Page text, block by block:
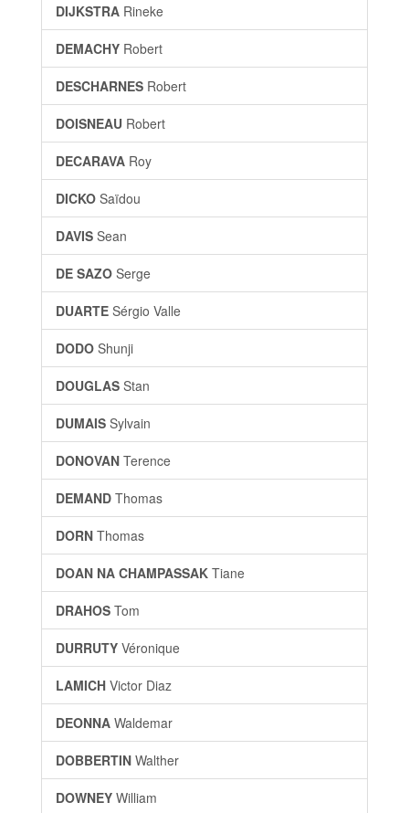
DIJKSTRA Rineke
DEMACHY Robert
DESCHARNES Robert
DOISNEAU Robert
DECARAVA Roy
DICKO Saïdou
DAVIS Sean
DE SAZO Serge
DUARTE Sérgio Valle
DODO Shunji
DOUGLAS Stan
DUMAIS Sylvain
DONOVAN Terence
DEMAND Thomas
DORN Thomas
DOAN NA CHAMPASSAK Tiane
DRAHOS Tom
DURRUTY Véronique
LAMICH Victor Diaz
DEONNA Waldemar
DOBBERTIN Walther
DOWNEY William